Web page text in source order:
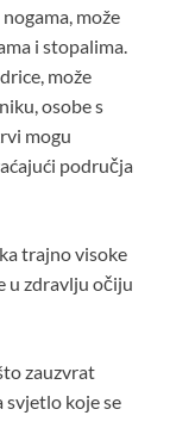
može
i stopalima.
može
osobe s
mogu
područja
trajno visoke
u zdravlju očiju
zauzvrat
svjetlo koje se